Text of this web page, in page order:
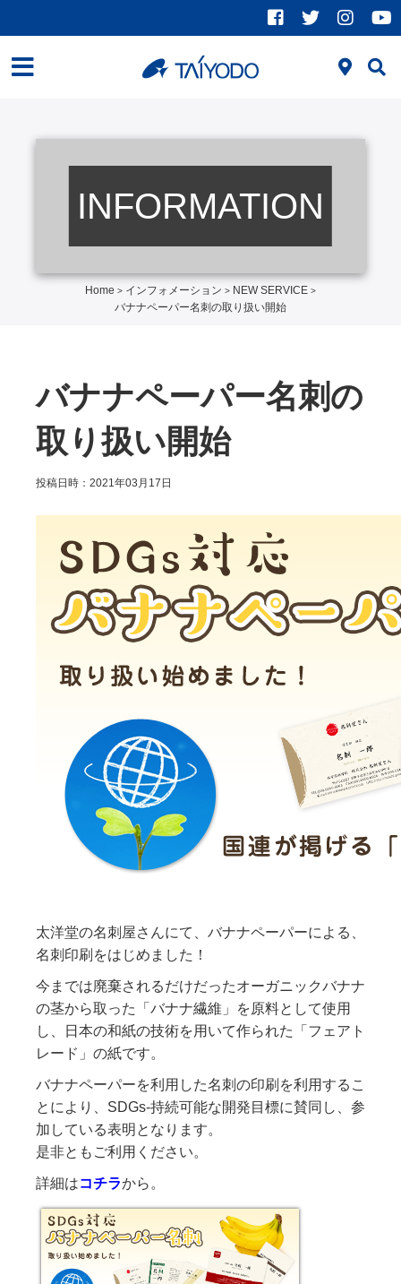
INFORMATION
Home > インフォメーション > NEW SERVICE >
バナナペーパー名刺の取り扱い開始
バナナペーパー名刺の
取り扱い開始
投稿日時：2021年03月17日
太洋堂の名刺屋さんにて、バナナペーパーによる、
名刺印刷をはじめました！
今までは廃棄されるだけだったオーガニックバナナ
の茎から取った「バナナ繊維」を原料として使用
し、日本の和紙の技術を用いて作られた「フェアト
レード」の紙です。
バナナペーパーを利用した名刺の印刷を利用するこ
とにより、SDGs-持続可能な開発目標に賛同し、参
加している表明となります。
是非ともご利用ください。
詳細はコチラから。